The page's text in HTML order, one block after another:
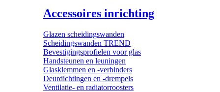
Accessoires inrichting
Glazen scheidingswanden
Scheidingswanden TREND
Bevestigingsprofielen voor glas
Handsteunen en leuningen
Glasklemmen en -verbinders
Deurdichtingen en -drempels
Ventilatie- en radiatorroosters